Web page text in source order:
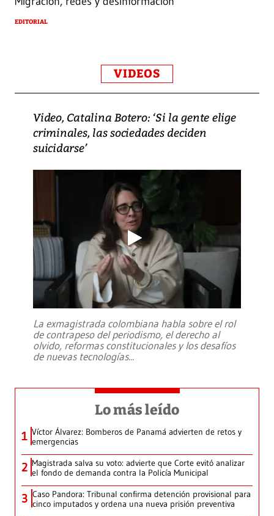
EDITORIAL
VIDEOS
Video, Catalina Botero: ‘Si la gente elige
criminales, las sociedades deciden
suicidarse’
La exmagistrada colombiana habla sobre el rol
de contrapeso del periodismo, el derecho al
olvido, reformas constitucionales y los desafíos
de nuevas tecnologías...
Lo más leído
1 Víctor Álvarez: Bomberos de Panamá advierten de retos y
emergencias
2 Magistrada salva su voto: advierte que Corte evitó analizar
el fondo de demanda contra la Policía Municipal
3 Caso Pandora: Tribunal confirma detención provisional para
cinco imputados y ordena una nueva prisión preventiva